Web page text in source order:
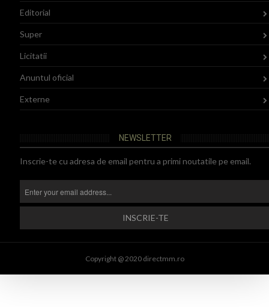
Editorial
Super
Licitatii
Anuntul oficial
Externe
NEWSLETTER
Inscrie-te cu adresa de email pentru a primi noutatile pe email.
Copyright @ 2020 directmm.ro